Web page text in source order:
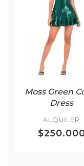
Moss Green
Dress
ALQUILER